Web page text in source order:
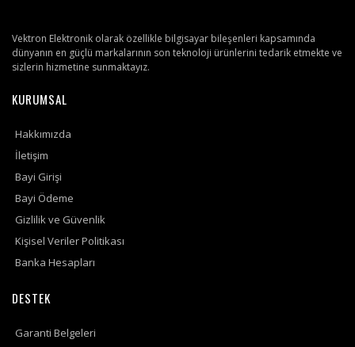
Vektron Elektronik olarak özellikle bilgisayar bileşenleri kapsamında
dünyanın en güçlü markalarının son teknoloji ürünlerini tedarik etmekte ve
sizlerin hizmetine sunmaktayız.
KURUMSAL
Hakkımızda
İletişim
Bayi Girişi
Bayi Ödeme
Gizlilik ve Güvenlik
Kişisel Veriler Politikası
Banka Hesapları
DESTEK
Garanti Belgeleri